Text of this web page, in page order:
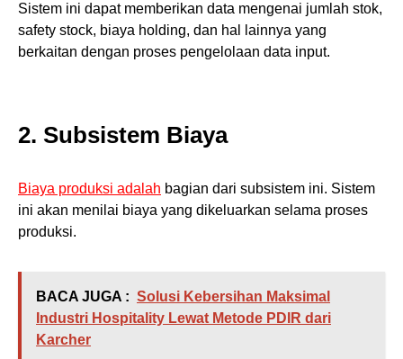
Sistem ini dapat memberikan data mengenai jumlah stok,
safety stock, biaya holding, dan hal lainnya yang
berkaitan dengan proses pengelolaan data input.
2. Subsistem Biaya
Biaya produksi adalah bagian dari subsistem ini. Sistem
ini akan menilai biaya yang dikeluarkan selama proses
produksi.
BACA JUGA : Solusi Kebersihan Maksimal
Industri Hospitality Lewat Metode PDIR dari
Karcher